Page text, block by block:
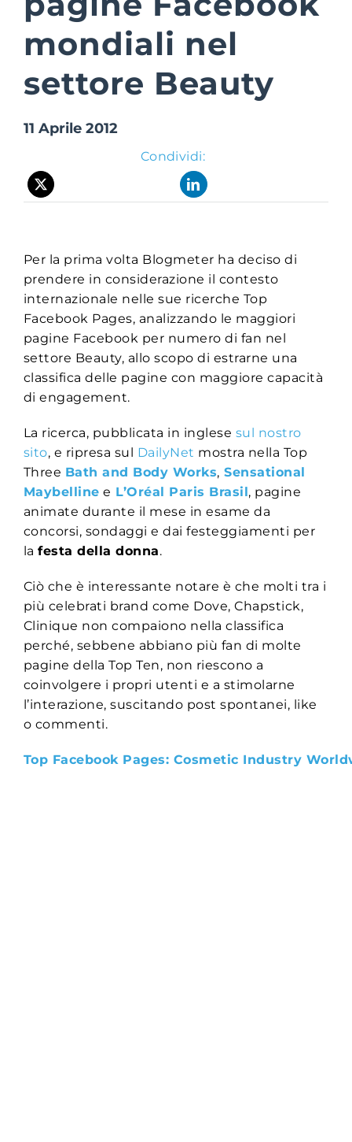
Suite Login
mondiali nel
settore Beauty
11 Aprile 2012
Condividi:
Per la prima volta Blogmeter ha deciso di
prendere in considerazione il contesto
internazionale nelle sue ricerche Top
Facebook Pages, analizzando le maggiori
pagine Facebook per numero di fan nel
settore Beauty, allo scopo di estrarne una
classifica delle pagine con maggiore capacità
di engagement.
La ricerca, pubblicata in inglese sul nostro
sito, e ripresa sul DailyNet mostra nella Top
Three Bath and Body Works, Sensational
Maybelline e L’Oréal Paris Brasil, pagine
animate durante il mese in esame da
concorsi, sondaggi e dai festeggiamenti per
lafesta della donna.
Ciò che è interessante notare è che molti tra i
più celebrati brand come Dove, Chapstick,
Clinique non compaiono nella classifica
perché, sebbene abbiano più fan di molte
pagine della Top Ten, non riescono a
coinvolgere i propri utenti e a stimolarne
l’interazione, suscitando post spontanei, like
o commenti.
Top Facebook Pages: Cosmetic Industry